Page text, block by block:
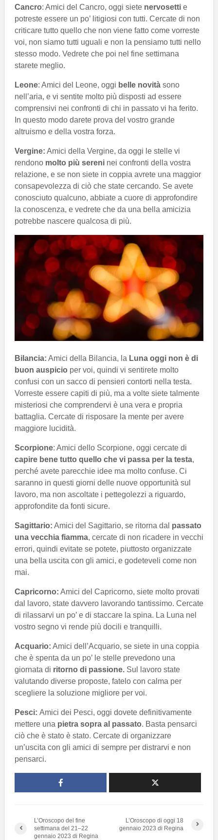
Cancro: Amici del Cancro, oggi siete nervosetti e
potreste essere un po’ litigiosi con tutti. Cercate di non
criticare tutto quello che non viene fatto come vorreste
voi, non siamo tutti uguali e non la pensiamo tutti nello
stesso modo. Vedrete che poi nel fine settimana
starete meglio.
Leone: Amici del Leone, oggi belle novità sono
nell’aria, e vi sentite molto più disposti ad essere
comprensivi nei confronti di chi in passato vi ha ferito.
In questo modo darete prova del vostro grande
altruismo e della vostra forza.
Vergine: Amici della Vergine, da oggi le stelle vi
rendono molto più sereni nei confronti della vostra
relazione, e se non siete in coppia avrete una maggior
consapevolezza di ciò che state cercando. Se avete
conosciuto qualcuno, abbiate a cuore di approfondire
la conoscenza, e vedrete che da una bella amicizia
potrebbe nascere qualcosa di più.
Bilancia: Amici della Bilancia, la Luna oggi non è di
buon auspicio per voi, quindi vi sentirete molto
confusi con un sacco di pensieri contorti nella testa.
Vorreste essere capiti di più, ma a volte siete talmente
misteriosi che comprendervi è una vera e propria
battaglia. Cercate di risposare la mente per avere
maggiore lucidità.
Scorpione: Amici dello Scorpione, oggi cercate di
capire bene tutto quello che vi passa per la testa,
perché avete parecchie idee ma molto confuse. Ci
saranno in questi giorni delle nuove opportunità sul
lavoro, ma non ascoltate i pettegolezzi a riguardo,
approfondite da fonti sicure.
Sagittario: Amici del Sagittario, se ritorna dal passato
una vecchia fiamma, cercate di non ricadere in vecchi
errori, quindi evitate se potete, piuttosto organizzate
una bella uscita con gli amici, e godeteveli come non
mai.
Capricorno: Amici del Capricorno, siete molto provati
dal lavoro, state davvero lavorando tantissimo. Cercate
di rilassarvi un po’ e di staccare la spina. La Luna nel
vostro segno vi rende più docili e tranquilli.
Acquario: Amici dell’Acquario, se siete in una coppia
che è spenta da un po’ le stelle prevedono una
giornata di ritorno di passione. Sul lavoro state
valutando diverse proposte, fatelo con calma per
scegliere la soluzione migliore per voi.
Pesci: Amici dei Pesci, oggi dovete definitivamente
mettere una pietra sopra al passato. Basta pensarci
ciò che è stato è stato. Cercate di organizzare
un’uscita con gli amici di sempre per distrarvi e non
pensarci.
L’Oroscopo del fine
settimana del 21–22
gennaio 2023 di Regina
L’Oroscopo di oggi 18
gennaio 2023 di Regina